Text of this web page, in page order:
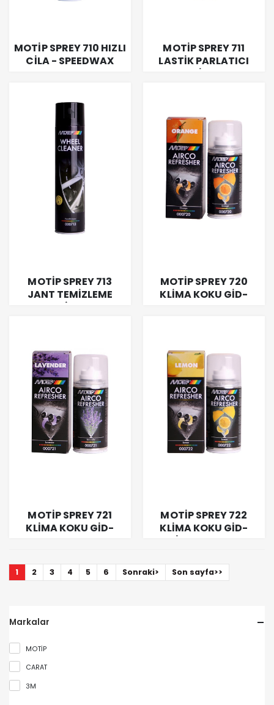
MOTİP SPREY 710 HIZLI
CİLA - SPEEDWAX
MOTİP SPREY 711
LASTİK PARLATICI
SPREYİ 600 ML
MOTİP SPREY 713
JANT TEMİZLEME
SPREYİ 600 ML
MOTİP SPREY 720
KLİMA KOKU GİD-
MOTİP SPREY 721
KLİMA KOKU GİD-
MOTİP SPREY 722
KLİMA KOKU GİD-
LİMON 150 ML
1 2 3 4 5 6 Sonraki> Son sayfa>>
Markalar
MOTİP
CARAT
3M